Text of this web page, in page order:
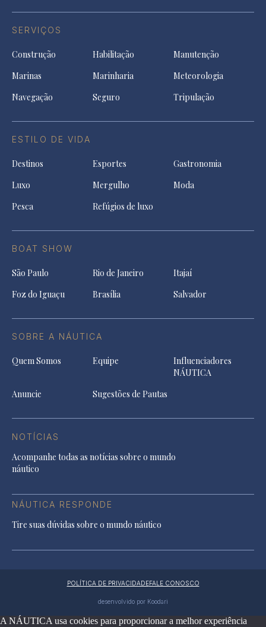
SERVIÇOS
Construção Habilitação
Manutenção
Marinas
Marinharia
Meteorologia
Navegação
Seguro Tripulação
ESTILO DE VIDA
Destinos Esportes
Gastronomia
Luxo
Mergulho
Moda
Pesca
Refúgios de luxo
BOAT SHOW
São Paulo Rio de Janeiro
Itajaí
Foz do Iguaçu
Brasília Salvador
SOBRE A NÁUTICA
Quem Somos Equipe
Influenciadores
NÁUTICA
Anuncie
Sugestões de Pautas
NOTÍCIAS
Acompanhe todas as notícias sobre o mundo
náutico
NÁUTICA RESPONDE
Tire suas dúvidas sobre o mundo náutico
POLÍTICA DE PRIVACIDADEFALE CONOSCO
desenvolvido por Koodari
A NÁUTICA usa cookies para proporcionar a melhor experiência